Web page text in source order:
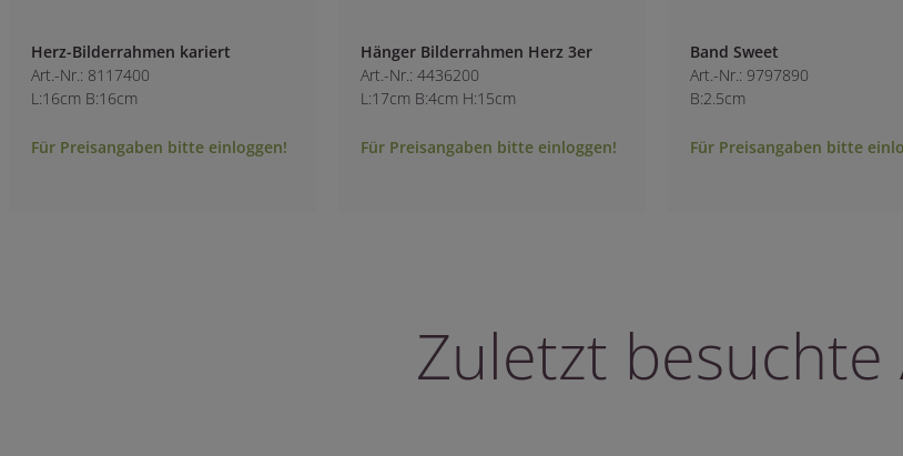
Herz-Bilderrahmen kariert
Art.-Nr.: 8117400
L:16cm B:16cm
Für Preisangaben bitte einloggen!
Hänger Bilderrahmen Herz 3er
Art.-Nr.: 4436200
L:17cm B:4cm H:15cm
Für Preisangaben bitte einloggen!
Band Sweet
Art.-Nr.: 9797890
B:2.5cm
Für Preisangaben bitte
Zuletzt besuchte